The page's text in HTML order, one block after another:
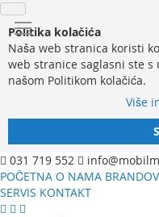
Politika kolačića
Naša web stranica koristi
web stranice saglasni ste
našom Politikom kolačića.
Više
031 719 552
POČETNA O NAMA
SERVIS KONTAKT